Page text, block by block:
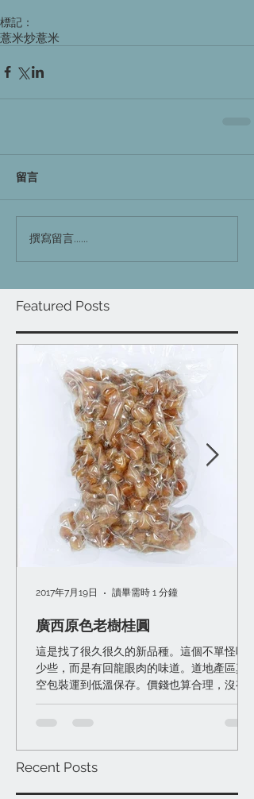
標記：
薏米炒薏米
留言
撰寫留言......
Featured Posts
廣西原色老樹桂圓
這是找了很久很久的新品種。這個不單怪味
少些，而是有回龍眼肉的味道。道地產區真
空包裝運到低溫保存。價錢也算合理，沒有
變「天價」桂圓。 一般桂圓很難滿意其實有
些原因： 一）防腐難硫磺多，能怪味少已經
味道或就光是甜。 ...
2017年7月19日 讀畢需時 1 分鐘
Recent Posts